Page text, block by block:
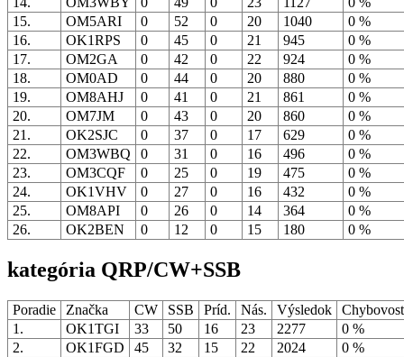
15.
OM5ARI 0 52 0 20 1040
0 %
16.
OK1RPS 0 45 0 21 945
0 %
17.
OM2GA 0 42 0 22 924
0 %
18.
OM0AD 0 44 0 20 880
0 %
19.
OM8AHJ 0 41 0 21 861
0 %
20.
OM7JM 0 43 0 20 860
0 %
21.
OK2SJC 0 37 0 17 629
0 %
22.
OM3WBQ 0 31 0 16 496
0 %
23.
OM3CQF 0 25 0 19 475
0 %
24.
OK1VHV 0 27 0 16 432
0 %
25.
OM8API 0 26 0 14 364
0 %
26.
OK2BEN 0 12 0 15 180 0 %
kategória QRP/CW+SSB
Poradie Značka CW SSB Príd. Nás. Výsledok
1.
OK1TGI 33 50 16 23 2277
0 %
2.
OK1FGD 45 32 15 22 2024
0 %